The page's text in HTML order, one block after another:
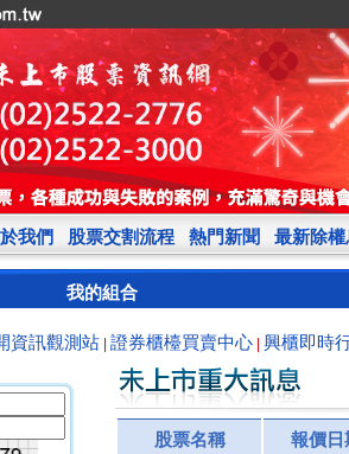
我們 股票交割流程 熱門新聞 最新除
我的組合
資訊觀測站 證券櫃檯買賣中心 興櫃即時
股票名稱 報價日